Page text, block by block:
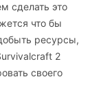
сделать это
что бы
ресурсы,
2
своего